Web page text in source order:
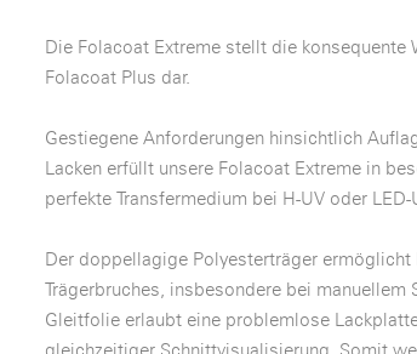
Die Folacoat Extreme stellt die
Folacoat Plus dar.
Gestiegene Anforderungen hinsichtlich
Lacken erfüllt unsere Folacoat Extreme in
perfekte Transfermedium bei H-UV oder
Der doppellagige Polyesterträger
Trägerbruches, insbesondere bei
Gleitfolie erlaubt eine problemlose